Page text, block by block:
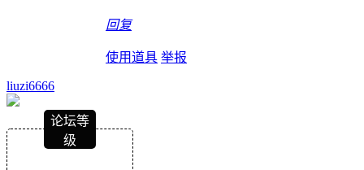
回复
使用道具 举报
liuzi6666
论坛等
级